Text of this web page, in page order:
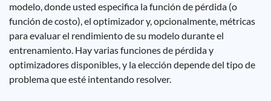
modelo, donde usted especifica la función de pérdida (o
función de costo), el optimizador y, opcionalmente, métricas
para evaluar el rendimiento de su modelo durante el
entrenamiento. Hay varias funciones de pérdida y
optimizadores disponibles, y la elección depende del tipo de
problema que esté intentando resolver.